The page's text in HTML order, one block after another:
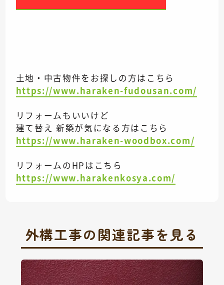
土地・中古物件をお探しの方はこちら
https://www.haraken-fudousan.com/
リフォームもいいけど
建て替え 新築が気になる方はこちら
https://www.haraken-woodbox.com/
リフォームのHPはこちら
https://www.harakenkosya.com/
外構工事の関連記事を見る